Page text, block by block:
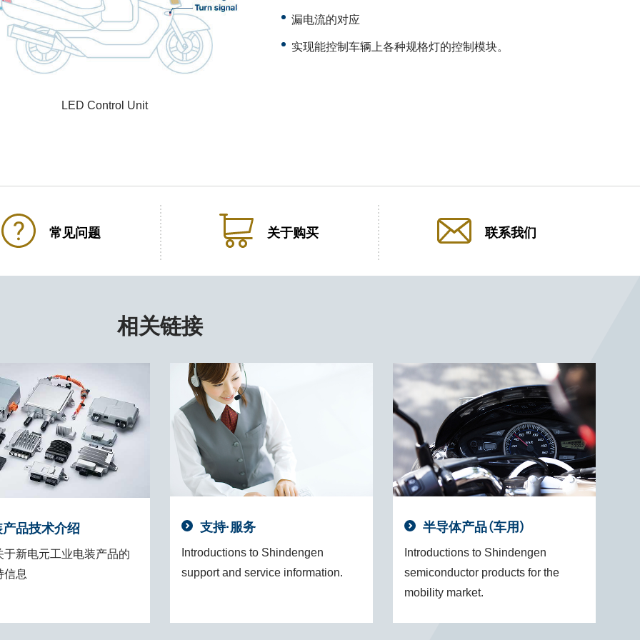
LED Control Unit
漏电流的对应
实现能控制车辆上各种规格灯的控制模块。
常见问题 关于购买 联系我们
相关链接
品技术介绍
于新电元工业电装产品的
信息
支持·服务
Introductions to Shindengen
support and service information.
半导体产品（车用）
Introductions to Shindengen
semiconductor products for the
mobility market.